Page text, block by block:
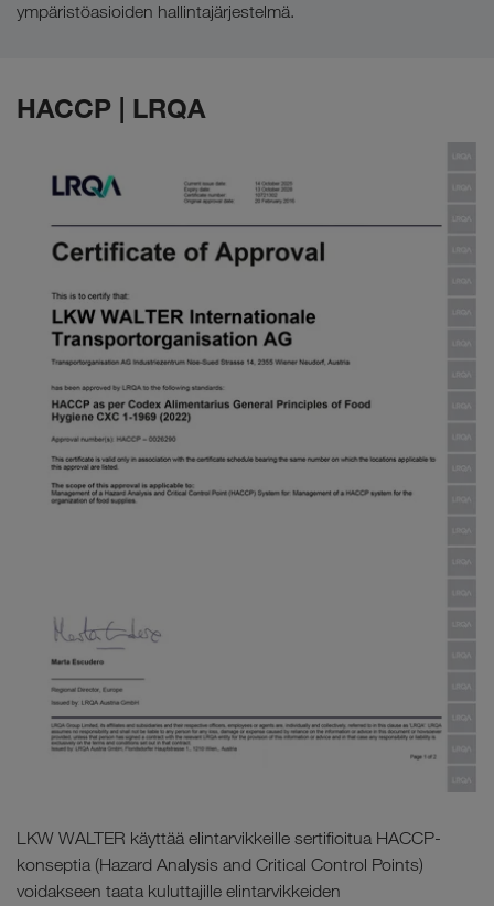
ympäristöasioiden hallintajärjestelmä.
HACCP | LRQA
LKW WALTER käyttää elintarvikkeille sertifioitua HACCP-
konseptia (Hazard Analysis and Critical Control Points)
voidakseen taata kuluttajille elintarvikkeiden